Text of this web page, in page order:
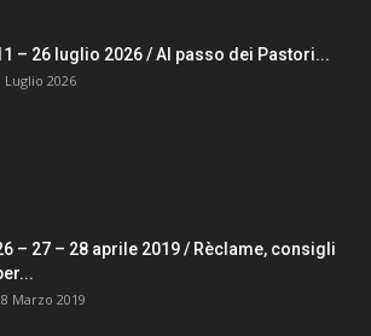
– 26 luglio 2026 / Al passo dei Pastori...
Luglio 2026
– 27 – 28 aprile 2019 / Rèclame, consigli
Marzo 2019